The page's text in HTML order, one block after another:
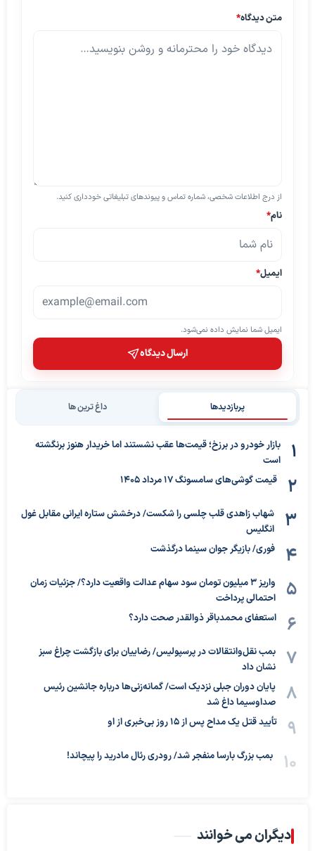
متن دیدگاه*
از درج اطلاعات شخصی، شماره تماس و پیوندهای تبلیغاتی خودداری کنید.
نام*
ایمیل*
ایمیل شما نمایش داده نمی‌شود.
ارسال دیدگاه
پربازدیدها داغ ترین ها
بازار خودرو در برزخ؛ قیمت‌ها عقب نشستند اما خریدار هنوز برنگشته
است
قیمت گوشی‌های سامسونگ 17 مرداد 1405
شهاب زاهدی قلب چلسی را شکست/ درخشش ستاره ایرانی مقابل غول
انگلیس
فوری/ بازیگر جوان سینما درگذشت
واریز ۳ میلیون تومان سود سهام عدالت واقعیت دارد؟/ جزئیات زمان
احتمالی پرداخت
استعفای محمدباقر ذوالقدر صحت دارد؟
بمب نقل‌وانتقالات در پرسپولیس/ رضاییان برای بازگشت چراغ سبز
نشان داد
پایان دوران جبلی نزدیک است/ گمانه‌زنی‌ها درباره جانشین رئیس
صداوسیما داغ شد
تأیید قتل یک مداح پس از ۱۵ روز بی‌خبری از او
بمب بزرگ بارسا منفجر شد/ رودری رئال مادرید را پیچاند!
دیگران می خوانند